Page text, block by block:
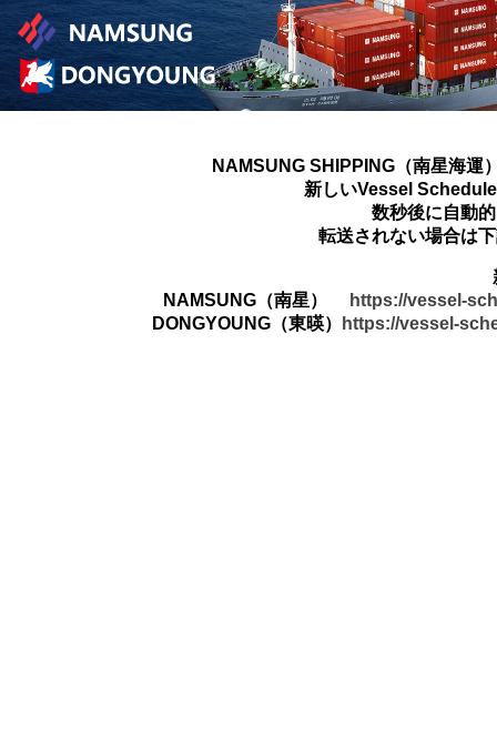
NAMSUNG SHIPPING（南星海運
新しいVessel
数秒後に自動
転送されない場合は
NAMSUNG（南星）
https://vessel-
DONGYOUNG（東暎）
https://vessel-